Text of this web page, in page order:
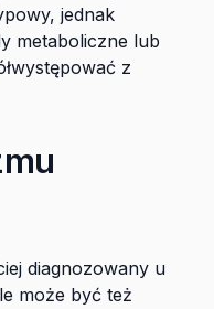
jednak
metaboliczne lub
z
diagnozowany u
może być też